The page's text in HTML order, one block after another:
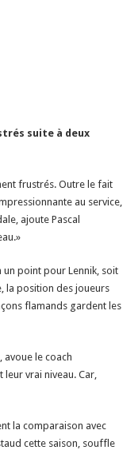
suite à deux
frustrés. Outre le fait
au service,
ajoute Pascal
point pour Lennik, soit
la position des joueurs
flamands gardent les
avoue le coach
vrai niveau. Car,
la comparaison avec
cette saison, souffle